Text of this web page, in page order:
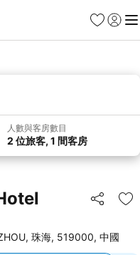
收藏夾
登入 選
人數與客房數目
2 位旅客, 1 間客房
分享
放
珠海, 519000, 中國